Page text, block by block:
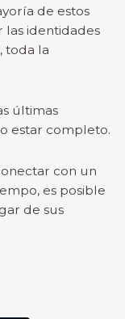
de estos
las identidades
toda la
últimas
estar completo.
con un
es posible
de sus